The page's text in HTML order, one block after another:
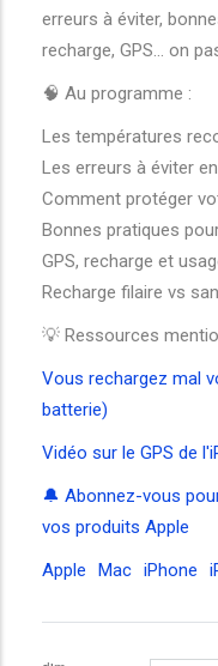
erreurs à éviter,
recharge, GPS… on
🧠 Au programme :
Les températures
Les erreurs à éviter
Comment protéger
Bonnes pratiques
GPS, recharge et
Recharge filaire vs
💡 Ressources
Vous rechargez mal
batterie)
Vidéo sur le GPS de
🔔 Abonnez-vous
vos produits Apple
Apple
Mac iPhone